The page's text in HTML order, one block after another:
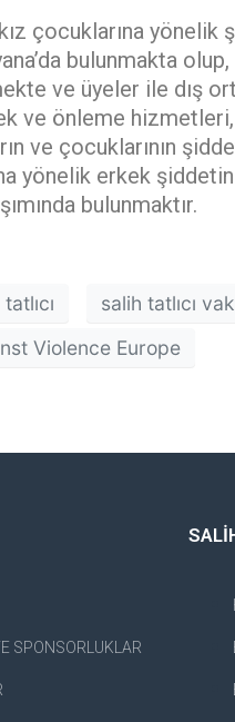
kız çocuklarına
bulunmakta olup,
ve üyeler ile dış
ve önleme
ve çocuklarının
yönelik erkek
bulunmaktır.
salih tatlıcı
Violence Europe
SPONSORLUKLAR